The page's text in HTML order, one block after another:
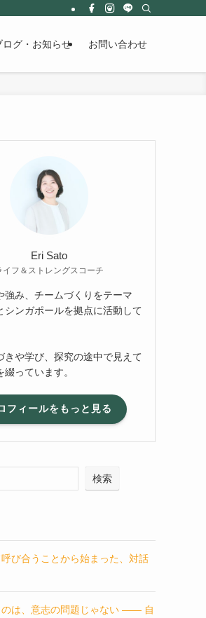
ログ・お知らせ お問い合わせ
Eri Sato
イフ＆ストレングスコーチ
強み、チームづくりをテーマ
シンガポールを拠点に活動して
きや学び、探究の途中で見えて
綴っています。
フィールをもっと見る
検索
び合うことから始まった、対話
のは、意志の問題じゃない —— 自